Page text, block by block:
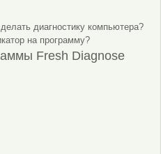
диагностику компьютера?
на программу?
Fresh Diagnose